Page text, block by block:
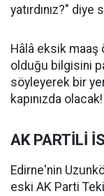
yatırdınız?" diye
Hâlâ eksik maaş
olduğu bilgisini
söyleyerek bir
kapınızda
AK PARTİLİ
Edirne'nin
eski AK Parti